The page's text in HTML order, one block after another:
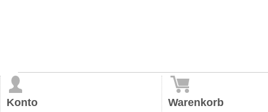
Konto Warenkorb